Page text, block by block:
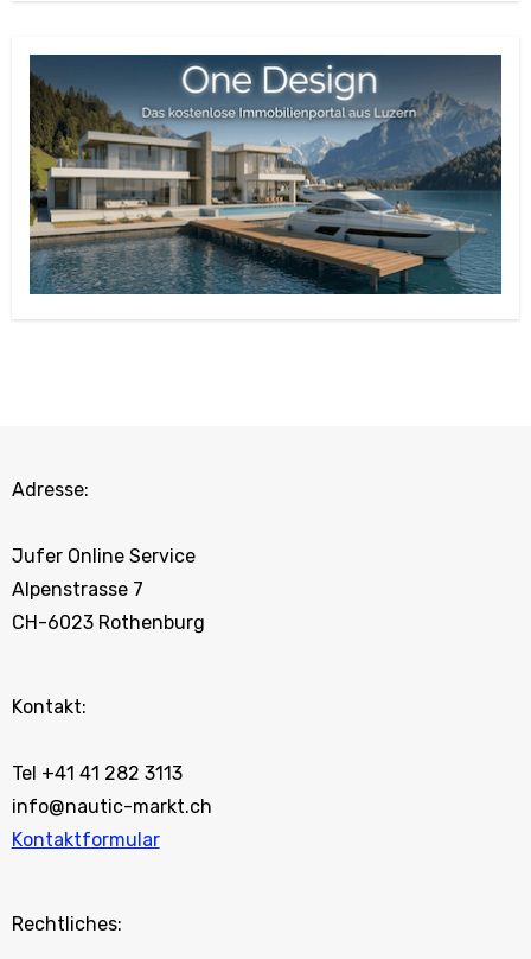
Adresse:
Jufer Online Service
Alpenstrasse 7
CH-6023 Rothenburg
Kontakt:
Tel +41 41 282 3113
info@nautic-markt.ch
Kontaktformular
Rechtliches: